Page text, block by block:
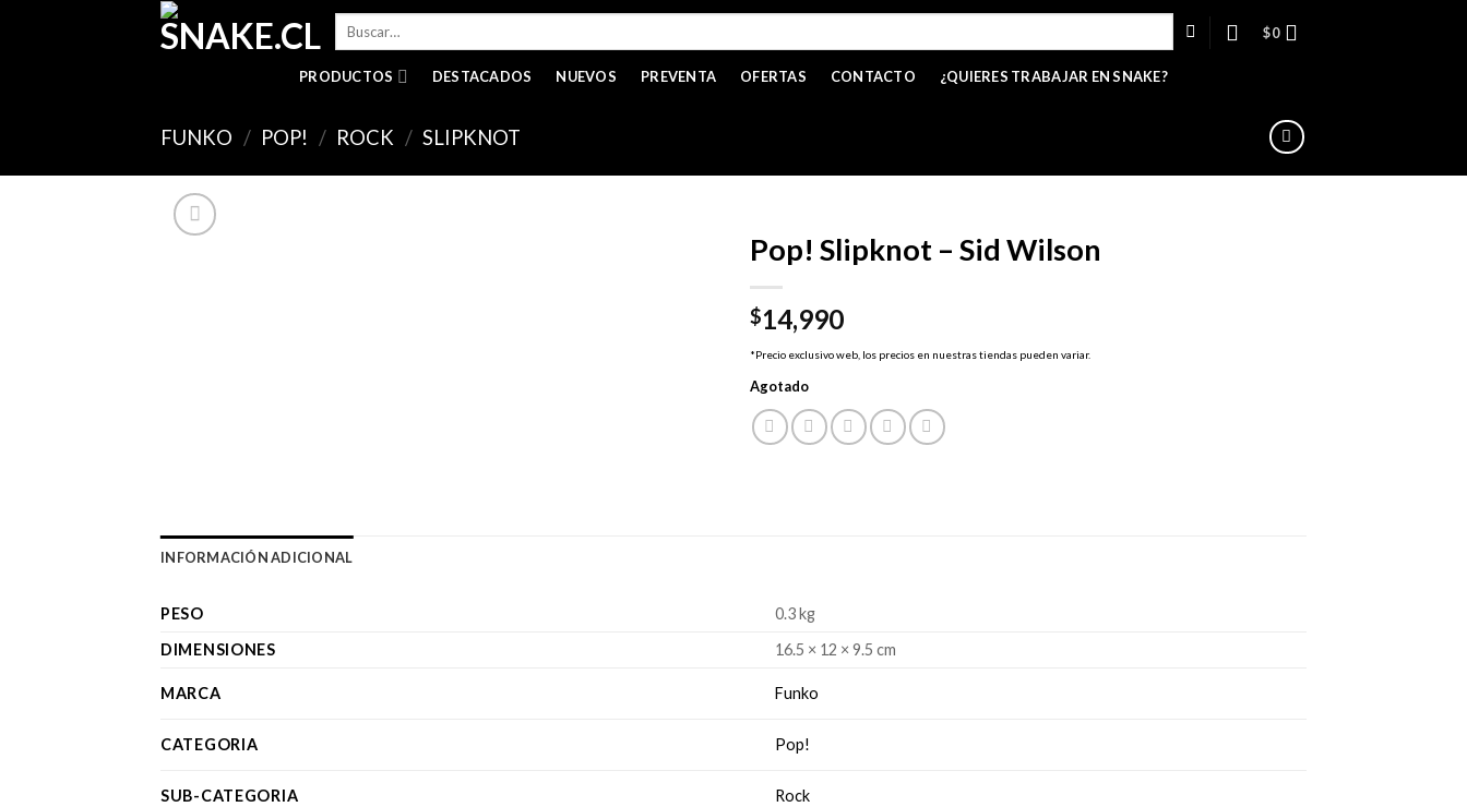
Buscar
$0
PRODUCTOS DESTACADOS NUEVOS PREVENTA OFERTAS CONTACTO ¿QUIERES TRABAJAR EN SNAKE?
FUNKO / POP! / ROCK / SLIPKNOT
Pop! Slipknot – Sid Wilson
$14,990
*Precio exclusivo web, los precios en nuestras tiendas pueden variar.
Agotado
INFORMACIÓN ADICIONAL
PESO
0.3 kg
DIMENSIONES
16.5 × 12 × 9.5 cm
MARCA Funko
CATEGORIA Pop!
SUB-CATEGORIA Rock